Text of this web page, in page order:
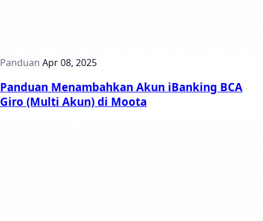
Panduan Apr 08, 2025
Panduan Menambahkan Akun iBanking BCA
Giro (Multi Akun) di Moota